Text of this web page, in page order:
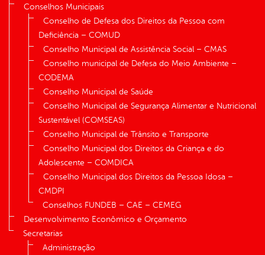
Conselhos Municipais
Conselho de Defesa dos Direitos da Pessoa com
Deficiência – COMUD
Conselho Municipal de Assistência Social – CMAS
Conselho municipal de Defesa do Meio Ambiente –
CODEMA
Conselho Municipal de Saúde
Conselho Municipal de Segurança Alimentar e Nutricional
Sustentável (COMSEAS)
Conselho Municipal de Trânsito e Transporte
Conselho Municipal dos Direitos da Criança e do
Adolescente – COMDICA
Conselho Municipal dos Direitos da Pessoa Idosa –
CMDPI
Conselhos FUNDEB – CAE – CEMEG
Desenvolvimento Econômico e Orçamento
Secretarias
Administração